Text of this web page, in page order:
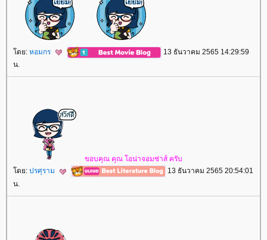
ดย: หอมกร
13 ธันวาคม 2565 14:29:59
น.
ขอบคุณ​ คุณ​ โอ​น่า​จอม​ซ่าส์​ ครับ​
ดย: ปรศุราม
13 ธันวาคม 2565 20:54:01
น.